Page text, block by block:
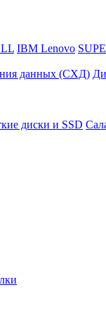
IBM Lenovo
данных (СХД)
диски и SSD